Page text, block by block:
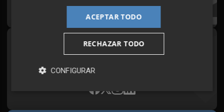
¡Quiero suscribirme!
Síguenos en redes
Plaza Podcast, desde cualquier medio
ACEPTAR TODO
RECHAZAR TODO
CONFIGURAR